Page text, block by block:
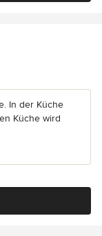
In der Küche
Küche wird